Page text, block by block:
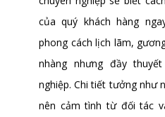
của quý khách hàng
phong cách lịch lãm,
nhàng nhưng đầy
nghiệp. Chi tiết tưởng như
nên cảm tình từ đối tác